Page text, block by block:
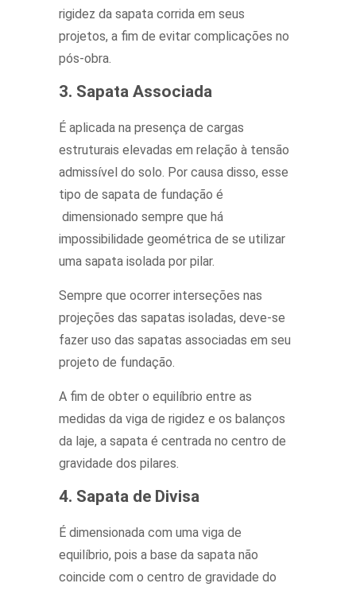
rigidez da sapata corrida em seus
projetos, a fim de evitar complicações no
pós-obra.
3. Sapata Associada
É aplicada na presença de cargas
estruturais elevadas em relação à tensão
admissível do solo. Por causa disso, esse
tipo de sapata de fundação é
dimensionado sempre que há
impossibilidade geométrica de se utilizar
uma sapata isolada por pilar.
Sempre que ocorrer interseções nas
projeções das sapatas isoladas, deve-se
fazer uso das sapatas associadas em seu
projeto de fundação.
A fim de obter o equilíbrio entre as
medidas da viga de rigidez e os balanços
da laje, a sapata é centrada no centro de
gravidade dos pilares.
4. Sapata de Divisa
É dimensionada com uma viga de
equilíbrio, pois a base da sapata não
coincide com o centro de gravidade do